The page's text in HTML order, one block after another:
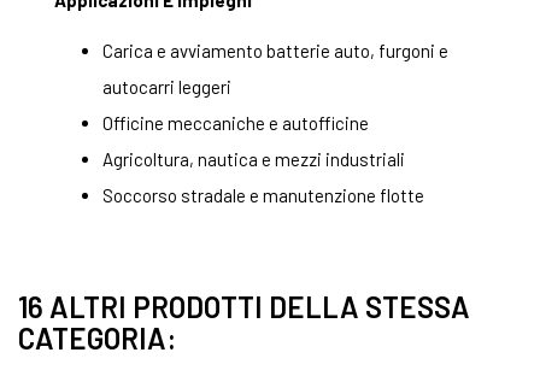
Carica e avviamento batterie auto, furgoni e
autocarri leggeri
Officine meccaniche e autofficine
Agricoltura, nautica e mezzi industriali
Soccorso stradale e manutenzione flotte
16 ALTRI PRODOTTI DELLA STESSA
CATEGORIA: